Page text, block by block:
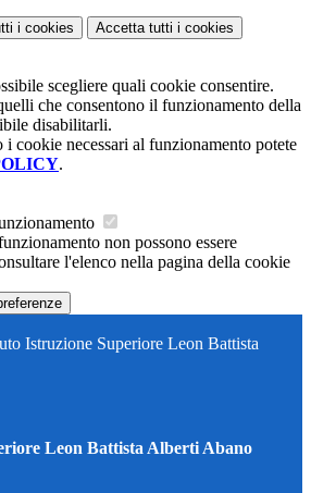
i cookies Accetta tutti i cookies
scegliere quali cookie consentire.
che consentono il funzionamento della
disabilitarli.
i cookie necessari al funzionamento potete
.
non possono essere
l'elenco nella pagina della cookie
Istruzione Superiore Leon Battista
Leon Battista Alberti Abano